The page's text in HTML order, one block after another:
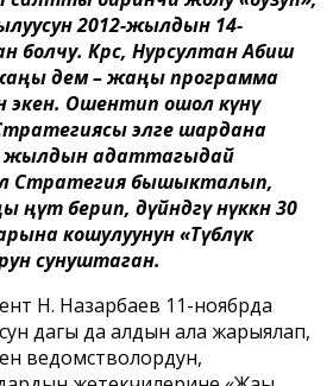
2012-жылдын 14-
болчу. Көрсө, Нурсултан Абиш
дем – жаңы программа
экен. Ошентип ошол күнү
элге шардана
жылдын адаттагыдай
Стратегия бышыкталып,
берип, дүйнөдөгү өнүккөн 30
кошулуунун «Түбөлүк
сунуштаган.
Н. Назарбаев 11-ноябрда
дагы да алдын ала жарыялап,
ведомстволордун,